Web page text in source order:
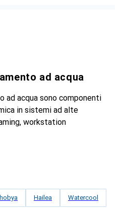
ad acqua
ad acqua sono componenti
in sistemi ad alte
workstation
Hailea Watercool